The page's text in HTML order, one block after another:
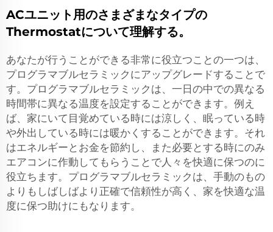
ACユニット用のさまざまなタイプの
Thermostatについて理解する。
あなたが行うことができる非常に役立つことの一つは、
プログラマブルセラミックにアップグレードすることで
す。プログラマブルセラミックは、一日の中での異なる
時間帯に異なる温度を設定することができます。例え
ば、家にいて目覚めている時には涼しく、眠っている時
や外出している時には暖かくすることができます。それ
はエネルギーとお金を節約し、また必要とする時にのみ
エアコンに作動してもらうことで人々を快適に保つのに
役立ちます。プログラマブルセラミックは、手動のもの
よりもしばしばより正確で信頼性が高く、家を快適な温
度に保つ助けにもなります。